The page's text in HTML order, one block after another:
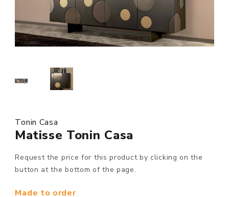
Tonin Casa
Matisse Tonin Casa
Request the price for this product by clicking on the
button at the bottom of the page.
Made to order